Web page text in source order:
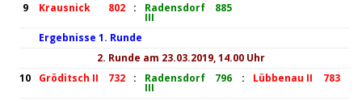
9 Krausnick 802 : Radensdorf
III
885
Ergebnisse 1. Runde
2. Runde am 23.03.2019, 14.00 Uhr
10
Gröditsch II 732 : Radensdorf
III
796 : Lübbenau II 783